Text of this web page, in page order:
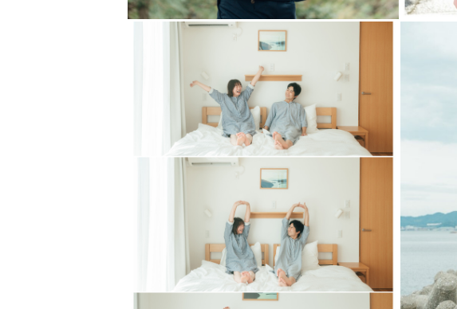
（リピーター様は指名料の割引をさせていただき
ューボーンプランは指名料はかかりません）
✎ニューボーンフォト
赤ちゃんのいる日常を撮影する「ナチュラルニュ
おくるみなどの小物を使って赤ちゃんをより可愛
どちらも対応しております🍼
アートニューボーンは赤ちゃんが眠った状態で
赤ちゃん、ママにとっての安心・安全を第一に撮影
※アートニューボーンフォトは生後21日以内の撮